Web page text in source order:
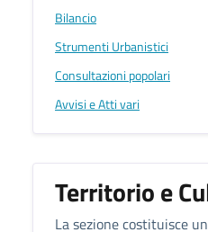
Bilancio
Strumenti Urbanistici
Consultazioni popolari
Avvisi e Atti vari
Territorio e
La sezione costituisce